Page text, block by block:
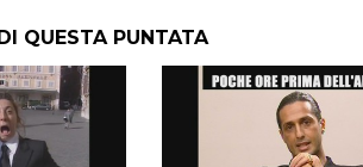
QUESTA PUNTATA